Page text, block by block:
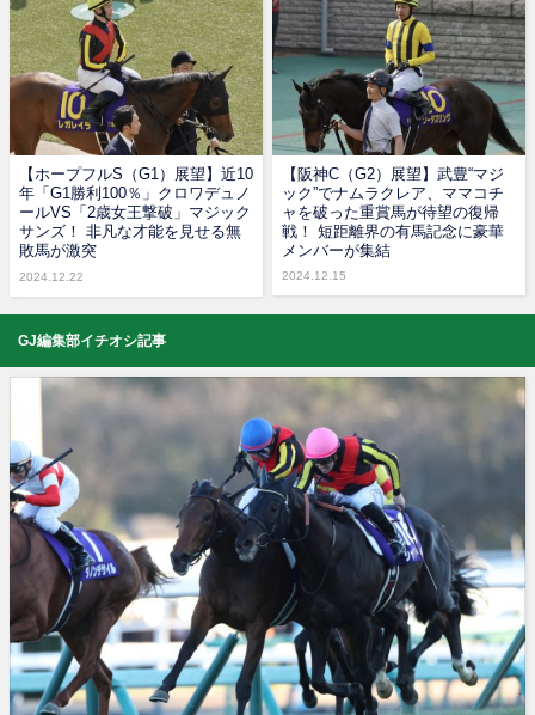
【ホープフルS（G1）展望】近10
年「G1勝利100％」クロワデュノ
ールVS「2歳女王撃破」マジック
サンズ！ 非凡な才能を見せる無
敗馬が激突
2024.12.22
【阪神C（G2）展望】武豊“マジ
ック”でナムラクレア、ママコチ
ャを破った重賞馬が待望の復帰
戦！ 短距離界の有馬記念に豪華
メンバーが集結
2024.12.15
GJ編集部イチオシ記事